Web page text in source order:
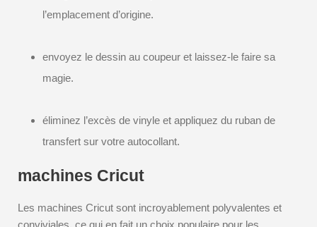
l’emplacement d’origine.
envoyez le dessin au coupeur et laissez-le faire sa
magie.
éliminez l’excès de vinyle et appliquez du ruban de
transfert sur votre autocollant.
machines Cricut
Les machines Cricut sont incroyablement polyvalentes et
conviviales, ce qui en fait un choix populaire pour les